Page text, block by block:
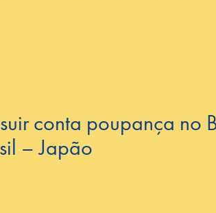
conta poupança no
– Japão